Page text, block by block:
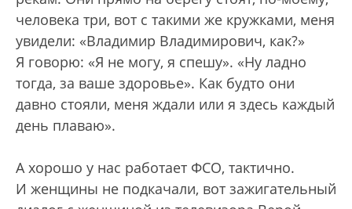
человека три, вот с такими же кружками, меня
увидели: «Владимир Владимирович, как?»
Я говорю: «Я не могу, я спешу». «Ну ладно
тогда, за ваше здоровье». Как будто они
давно стояли, меня ждали или я здесь каждый
день плаваю».
А хорошо у нас работает ФСО, тактично.
И женщины не подкачали, вот зажигательный